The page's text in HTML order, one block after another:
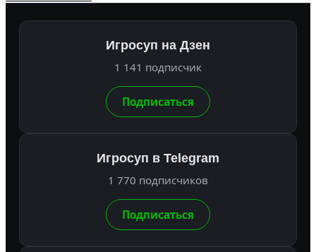
Игросуп на Дзен
1 141 подписчик
Подписаться
Игросуп в Telegram
1 770 подписчиков
Подписаться